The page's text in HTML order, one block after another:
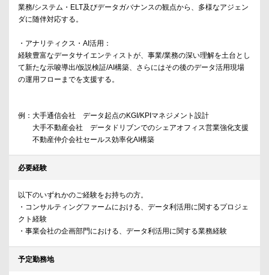
業務/システム・ELT及びデータガバナンスの観点から、多様なアジェン
ダに随伴対応する。
・アナリティクス・AI活用：
経験豊富なデータサイエンティストが、事業/業務の深い理解を土台とし
て新たな示唆導出/仮説検証/AI構築、さらにはその後のデータ活用現場
の運用フローまでを支援する。
例：大手通信会社 データ起点のKGI/KPIマネジメント設計
大手不動産会社 データドリブンでのシェアオフィス営業強化支援
不動産仲介会社セールス効率化AI構築
必要経験
以下のいずれかのご経験をお持ちの方。
・コンサルティングファームにおける、データ利活用に関するプロジェ
クト経験
・事業会社の企画部門における、データ利活用に関する業務経験
予定勤務地